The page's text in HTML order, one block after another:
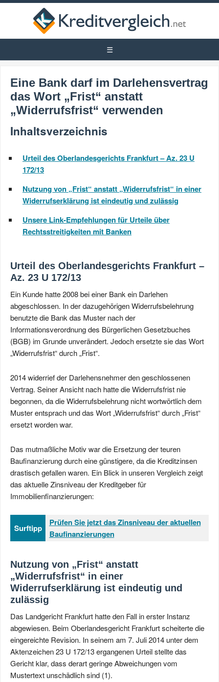
Eine Bank darf im Darlehensvertrag
das Wort „Frist“ anstatt
„Widerrufsfrist“ verwenden
Inhaltsverzeichnis
Urteil des Oberlandesgerichts Frankfurt – Az. 23 U
172/13
Nutzung von „Frist“ anstatt „Widerrufsfrist“ in einer
Widerrufserklärung ist eindeutig und zulässig
Unsere Link-Empfehlungen für Urteile über
Rechtsstreitigkeiten mit Banken
Urteil des Oberlandesgerichts Frankfurt –
Az. 23 U 172/13
Ein Kunde hatte 2008 bei einer Bank ein Darlehen
abgeschlossen. In der dazugehörigen Widerrufsbelehrung
benutzte die Bank das Muster nach der
Informationsverordnung des Bürgerlichen Gesetzbuches
(BGB) im Grunde unverändert. Jedoch ersetzte sie das Wort
„Widerrufsfrist“ durch „Frist“.
2014 widerrief der Darlehensnehmer den geschlossenen
Vertrag. Seiner Ansicht nach hatte die Widerrufsfrist nie
begonnen, da die Widerrufsbelehrung nicht wortwörtlich dem
Muster entsprach und das Wort „Widerrufsfrist“ durch „Frist“
ersetzt worden war.
Das mutmaßliche Motiv war die Ersetzung der teuren
Baufinanzierung durch eine günstigere, da die Kreditzinsen
drastisch gefallen waren. Ein Blick in unseren Vergleich zeigt
das aktuelle Zinsniveau der Kreditgeber für
Immobilienfinanzierungen:
Surftipp
Prüfen Sie jetzt das Zinsniveau der aktuellen
Baufinanzierungen
Nutzung von „Frist“ anstatt
„Widerrufsfrist“ in einer
Widerrufserklärung ist eindeutig und
zulässig
Das Landgericht Frankfurt hatte den Fall in erster Instanz
abgewiesen. Beim Oberlandesgericht Frankfurt scheiterte die
eingereichte Revision. In seinem am 7. Juli 2014 unter dem
Aktenzeichen 23 U 172/13 ergangenen Urteil stellte das
Gericht klar, dass derart geringe Abweichungen vom
Mustertext unschädlich sind (1).